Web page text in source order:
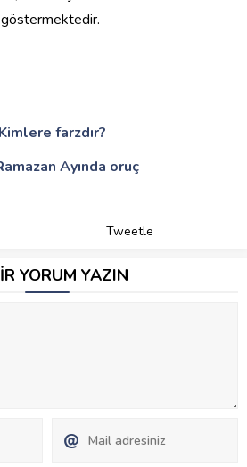
farzdır?
Ayında oruç
Tweetle
YORUM YAZIN